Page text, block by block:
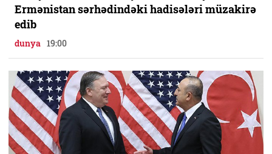
Ermənistan sərhədindəki hadisələri müzakirə
edib
dunya 19:00